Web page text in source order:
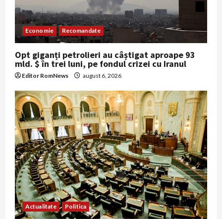
Economie Recomandate
Opt giganți petrolieri au câștigat aproape 93
mld. $ în trei luni, pe fondul crizei cu Iranul
Editor RomNews august 6, 2026
Actualitate Politica